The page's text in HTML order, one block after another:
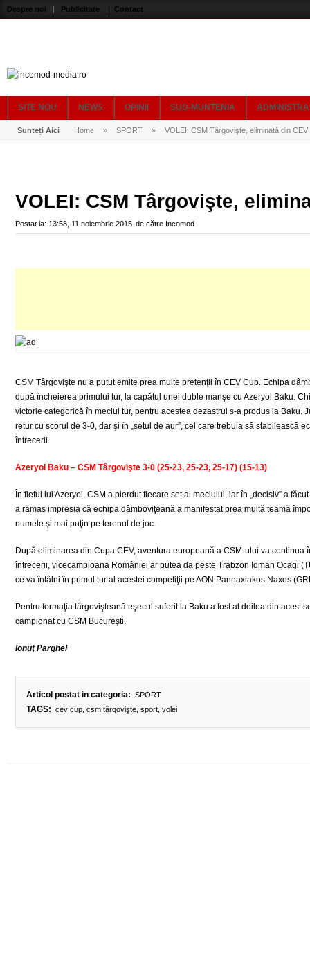
Despre noi Publicitate Contact
SITE NOU NEWS OPINII SUD-MUNTENIA
Sunteți Aici Home » SPORT » VOLEI: CSM Târgovişte, eliminată din CEV
VOLEI: CSM Târgovişte,
Postat la: 13:58, 11 noiembrie 2015 de către Incomod
CSM Târgovişte nu a putut emite prea multe pretenţii în CEV Cup. Echipa
după încheierea primului tur, la capătul unei duble manşe cu Azeryol Baku.
victorie categorică în meciul tur, pentru acestea dezastrul s-a produs la Baku.
retur cu scorul de 3-0, dar şi în „setul de aur”, cel care trebuia să stabilească
întrecerii.
Azeryol Baku – CSM Târgovişte 3-0 (25-23, 25-23, 25-17) (15-13)
În fieful lui Azeryol, CSM a pierdut fiecare set al meciului, iar în „decisiv” a
a rămas impresia că echipa dâmboviţeană a manifestat prea multă teamă
numele şi mai puţin pe terenul de joc.
După eliminarea din Cupa CEV, aventura europeană a CSM-ului va
întrecerii, vicecampioana României ar putea da peste Trabzon Idman Ocagi
ce va întâlni în primul tur al acestei competiţii pe AON Pannaxiakos Naxos
Pentru formaţia târgovişteană eşecul suferit la Baku a fost al doilea din acest
campionat cu CSM Bucureşti.
Ionuţ Parghel
Articol postat in categoria: SPORT
TAGS: cev cup, csm târgovişte, sport, volei